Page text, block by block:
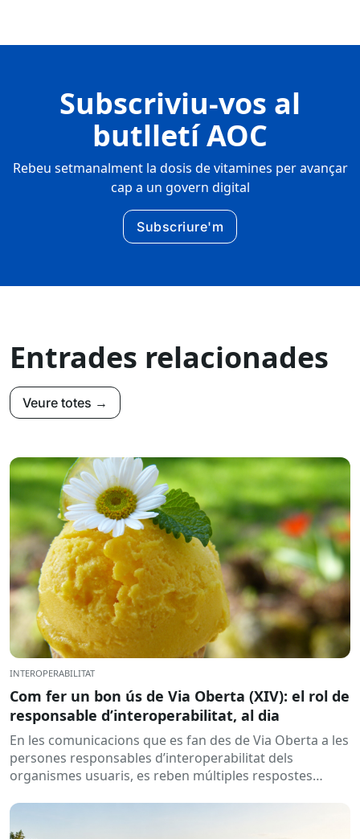
Subscriviu-vos al
butlletí AOC
Rebeu setmanalment la dosis de vitamines per avançar
cap a un govern digital
Subscriure'm
Entrades relacionades
Veure totes →
INTEROPERABILITAT
Com fer un bon ús de Via Oberta (XIV): el rol de
responsable d’interoperabilitat, al dia
En les comunicacions que es fan des de Via Oberta a les
persones responsables d’interoperabilitat dels
organismes usuaris, es reben múltiples respostes